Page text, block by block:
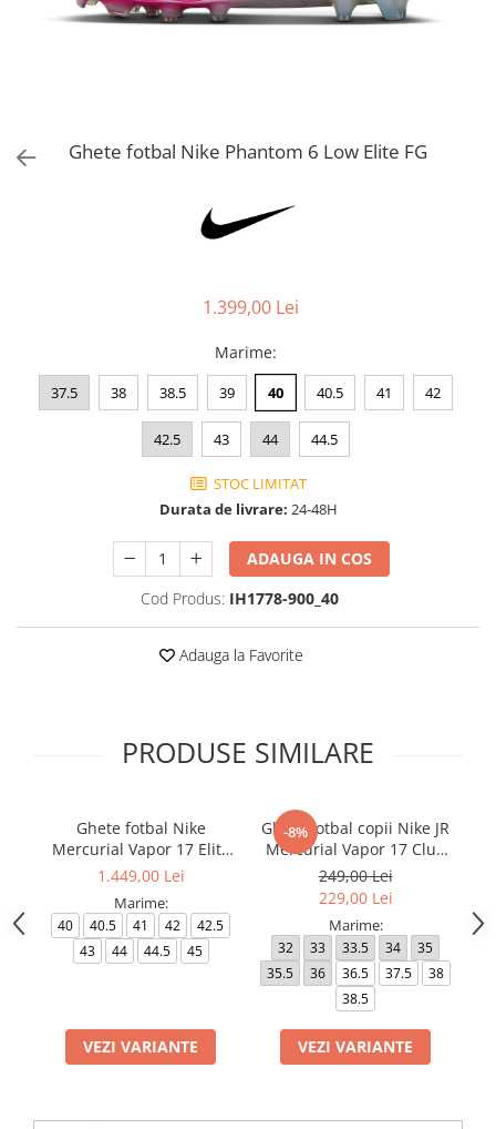
Bluze fotbal copii
Sorturi fotbal femei
Ghete fotbal Nike Phantom 6 Low Elite FG
1.399,00 Lei
Marime:
37.5 38 38.5 39 40 40.5 41 42
42.5 43 44 44.5
STOC LIMITAT
Durata de livrare: 24-48H
ADAUGA IN COS
Cod Produs: IH1778-900_40
Adauga la Favorite
PRODUSE SIMILARE
Ghete fotbal Nike
Mercurial Vapor 17 Elite
FG T Se
1.449,00 Lei
Marime:
40 40.5 41 42
42.5
43
44 44.5 45
VEZI VARIANTE
-8%
Ghete fotbal copii Nike JR
Mercurial Vapor 17 Club
FG/MG
249,00 Lei
229,00 Lei
Marime:
32 33 33.5 34
35
35.5
36 36.5 37.5
38
38.5
VEZI VARIANTE